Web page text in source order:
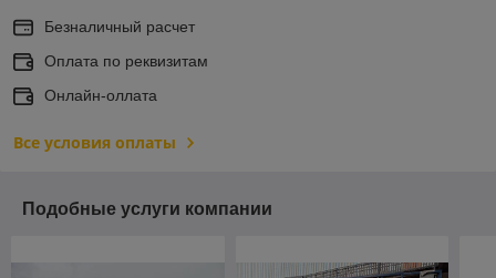
Безналичный расчет
Оплата по реквизитам
Онлайн-оллата
Все условия оплаты
Подобные услуги компании